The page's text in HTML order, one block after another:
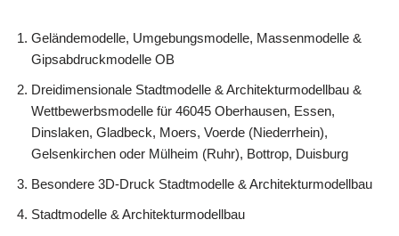
Geländemodelle, Umgebungsmodelle, Massenmodelle &
Gipsabdruckmodelle OB
Dreidimensionale Stadtmodelle & Architekturmodellbau &
Wettbewerbsmodelle für 46045 Oberhausen, Essen,
Dinslaken, Gladbeck, Moers, Voerde (Niederrhein),
Gelsenkirchen oder Mülheim (Ruhr), Bottrop, Duisburg
Besondere 3D-Druck Stadtmodelle & Architekturmodellbau
Stadtmodelle & Architekturmodellbau